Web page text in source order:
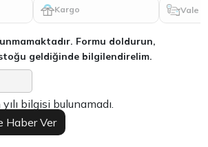
Kargo Vale
Formu doldurun,
geldiğinde bilgilendirelim.
bilgisi bulunamadı.
Haber Ver